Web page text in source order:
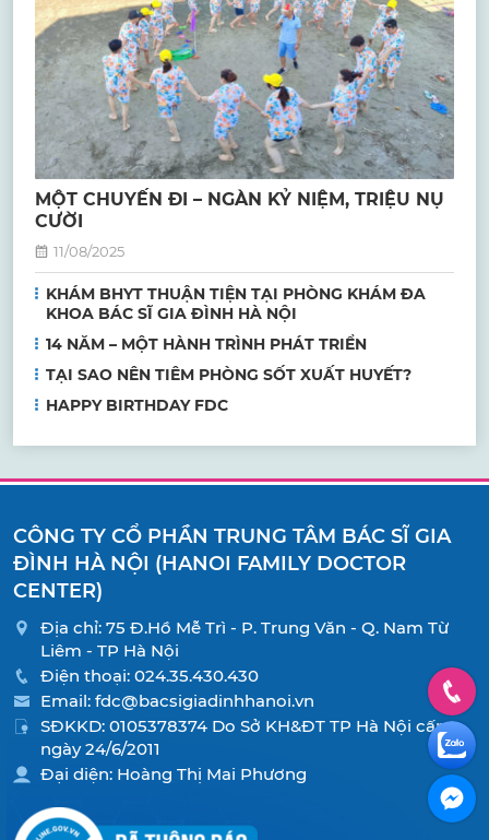
MỘT CHUYẾN ĐI – NGÀN KỶ NIỆM, TRIỆU NỤ
CƯỜI
11/08/2025
KHÁM BHYT THUẬN TIỆN TẠI PHÒNG KHÁM ĐA
KHOA BÁC SĨ GIA ĐÌNH HÀ NỘI
14 NĂM – MỘT HÀNH TRÌNH PHÁT TRIỂN
TẠI SAO NÊN TIÊM PHÒNG SỐT XUẤT HUYẾT?
HAPPY BIRTHDAY FDC
CÔNG TY CỔ PHẦN TRUNG TÂM BÁC SĨ GIA
ĐÌNH HÀ NỘI (HANOI FAMILY DOCTOR
CENTER)
Địa chỉ: 75 Đ.Hồ Mễ Trì - P. Trung Văn - Q. Nam Từ
Liêm - TP Hà Nội
Điện thoại: 024.35.430.430
Email: fdc@bacsigiadinhhanoi.vn
SĐKKD: 0105378374 Do Sở KH&ĐT TP Hà Nội cấp
ngày 24/6/2011
Đại diện: Hoàng Thị Mai Phương